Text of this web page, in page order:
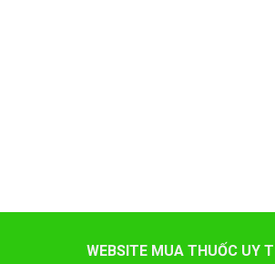
WEBSITE MUA THUỐC UY